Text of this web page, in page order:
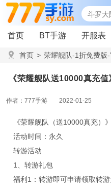
首页 BT手游 开服表
首页 > 荣耀舰队-1折免费版-
《荣耀舰队送10000真充
作者：777手游 2022-01-25
《荣耀舰队（送10000真充）
活动时间：永久
转游活动
1、转游礼包
福利1：转游即可申请领取转